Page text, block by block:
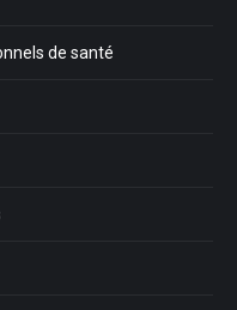
de santé